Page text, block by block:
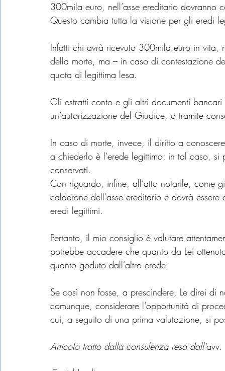
300mila euro, nell’asse ereditario
Questo cambia tutta la visione per gli eredi
Infatti chi avrà ricevuto 300mila euro in
della morte, ma – in caso di contestazione
quota di legittima lesa.
Gli estratti conto e gli altri documenti
un’autorizzazione del Giudice, o tramite
In caso di morte, invece, il diritto a
a chiederlo è l’erede legittimo; in tal caso,
conservati.
Con riguardo, infine, all’atto notarile,
calderone dell’asse ereditario e dovrà
eredi legittimi.
Pertanto, il mio consiglio è valutare
potrebbe accadere che quanto da Lei
quanto goduto dall’altro erede.
Se così non fosse, a prescindere, Le direi
comunque, considerare l’opportunità di
cui, a seguito di una prima valutazione, si
Articolo tratto dalla consulenza resa dall’avv.